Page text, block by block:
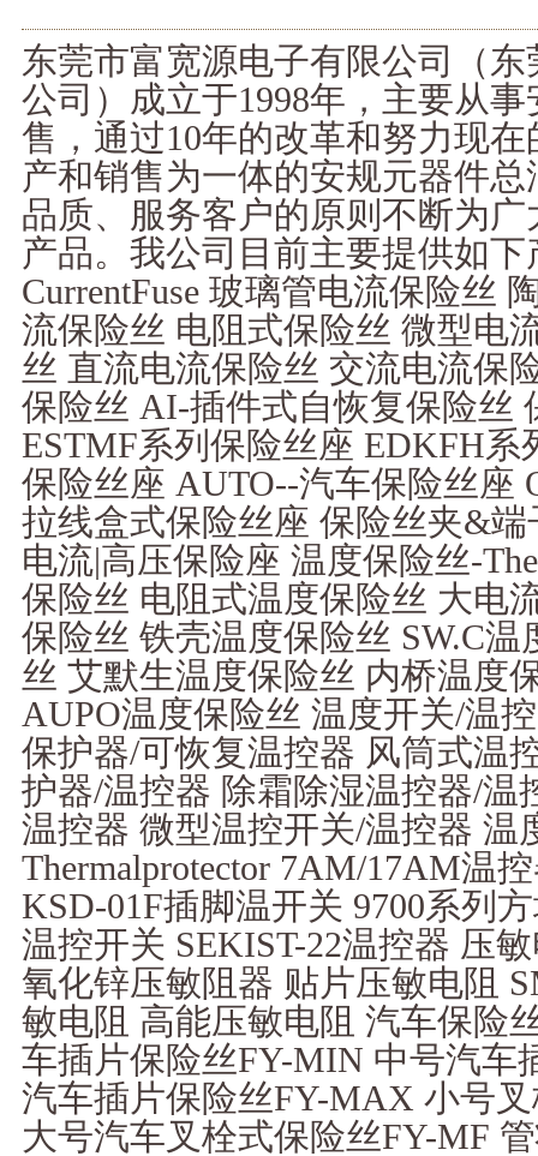
东莞市富宽源电子有限公司（
公司）成立于1998年，主要从
售，通过10年的改革和努力现
产和销售为一体的安规元器件
品质、服务客户的原则不断为
产品。我公司目前主要提供如
CurrentFuse 玻璃管电流保险丝
流保险丝 电阻式保险丝 微型电
丝 直流电流保险丝 交流电流保
保险丝 AI-插件式自恢复保险丝
ESTMF系列保险丝座 EDKFH系
保险丝座 AUTO--汽车保险丝座
拉线盒式保险丝座 保险丝夹&
电流|高压保险座 温度保险丝-
保险丝 电阻式温度保险丝 大电
保险丝 铁壳温度保险丝 SW.C
丝 艾默生温度保险丝 内桥温度
AUPO温度保险丝 温度开关/温
保护器/可恢复温控器 风筒式温
护器/温控器 除霜除湿温控器/温
温控器 微型温控开关/温控器 温
Thermalprotector 7AM/17AM温
KSD-01F插脚温开关 9700系列
温控开关 SEKIST-22温控器 压
氧化锌压敏阻器 贴片压敏电阻
敏电阻 高能压敏电阻 汽车保险
车插片保险丝FY-MIN 中号汽车
汽车插片保险丝FY-MAX 小号
大号汽车叉栓式保险丝FY-MF